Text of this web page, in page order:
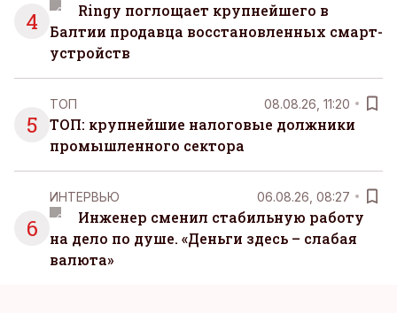
4
Ringy поглощает крупнейшего в
Балтии продавца восстановленных смарт-
устройств
5
ТОП 08.08.26, 11:20
ТОП: крупнейшие налоговые должники
промышленного сектора
6
ИНТЕРВЬЮ 06.08.26, 08:27
Инженер сменил стабильную работу
на дело по душе. «Деньги здесь – слабая
валюта»